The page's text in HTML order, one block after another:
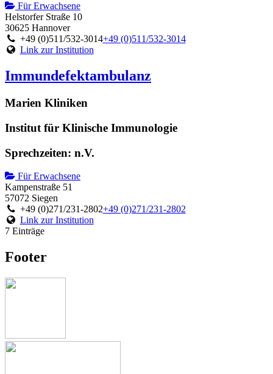
Für Erwachsene
Helstorfer Straße 10
30625 Hannover
+49 (0)511/532-3014+49 (0)511/532-3014
Link zur Institution
Immundefektambulanz
Marien Kliniken
Institut für Klinische Immunologie
Sprechzeiten: n.V.
Für Erwachsene
Kampenstraße 51
57072 Siegen
+49 (0)271/231-2802+49 (0)271/231-2802
Link zur Institution
7 Einträge
Footer